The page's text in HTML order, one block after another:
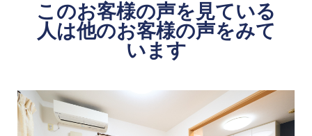
このお客様の声を見ている
人は他のお客様の声をみて
います